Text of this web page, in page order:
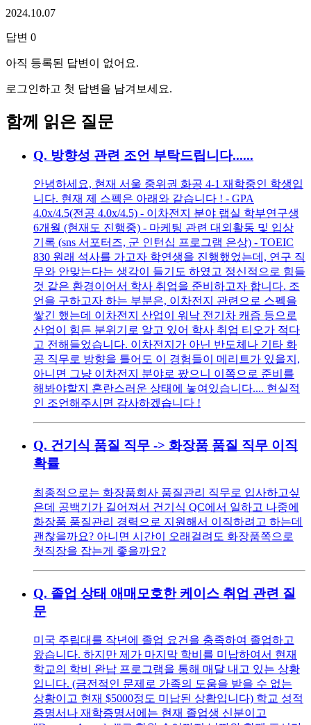
2024.10.07
답변 0
아직 등록된 답변이 없어요.
로그인하고 첫 답변을 남겨보세요.
함께 읽은 질문
Q. 방향성 관련 조언 부탁드립니다......
안녕하세요, 현재 서울 중위권 화공 4-1 재학중인 학생입
니다. 현재 제 스펙은 아래와 같습니다 ! - GPA
4.0x/4.5(전공 4.0x/4.5) - 이차전지 분야 랩실 학부연구생
6개월 (현재도 진행중) - 마케팅 관련 대외활동 및 입상
기록 (sns 서포터즈, 군 인턴십 프로그램 은상) - TOEIC
830 원래 석사를 가고자 학연생을 진행했었는데, 연구 직
무와 안맞는다는 생각이 들기도 하였고 정신적으로 힘들
것 같은 환경이어서 학사 취업을 준비하고자 합니다. 조
언을 구하고자 하는 부분은, 이차전지 관련으로 스펙을
쌓긴 했는데 이차전지 산업이 워낙 전기차 캐즘 등으로
산업이 힘든 분위기로 알고 있어 학사 취업 티오가 적다
고 전해들었습니다. 이차전지가 아닌 반도체나 기타 화
공 직무로 방향을 틀어도 이 경험들이 메리트가 있을지,
아니면 그냥 이차전지 분야로 팠으니 이쪽으로 준비를
해봐야할지 혼란스러운 상태에 놓여있습니다.... 현실적
인 조언해주시면 감사하겠습니다 !
Q. 건기식 품질 직무 -> 화장품 품질 직무 이직
확률
최종적으로는 화장품회사 품질관리 직무로 입사하고싶
은데 공백기가 길어져서 건기식 QC에서 일하고 나중에
화장품 품질관리 경력으로 지원해서 이직하려고 하는데
괜찮을까요? 아니면 시간이 오래걸려도 화장품쪽으로
첫직장을 잡는게 좋을까요?
Q. 졸업 상태 애매모호한 케이스 취업 관련 질
문
미국 주립대를 작년에 졸업 요건을 충족하여 졸업하고
왔습니다. 하지만 제가 마지막 학비를 미납하여서 현재
학교의 학비 완납 프로그램을 통해 매달 내고 있는 상황
입니다. (금전적인 문제로 가족의 도움을 받을 수 없는
상황이고 현재 $5000정도 미납된 상홥입니다) 학교 성적
증명서나 재학증명서에는 현재 졸업생 신분이고